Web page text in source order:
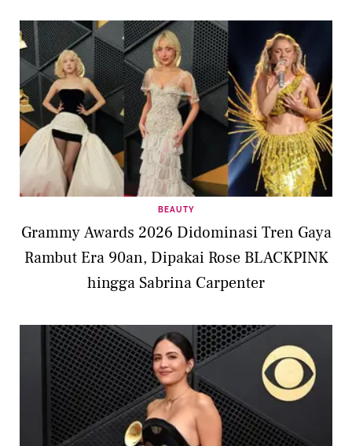
BEAUTY
Grammy Awards 2026 Didominasi Tren Gaya
Rambut Era 90an, Dipakai Rose BLACKPINK
hingga Sabrina Carpenter